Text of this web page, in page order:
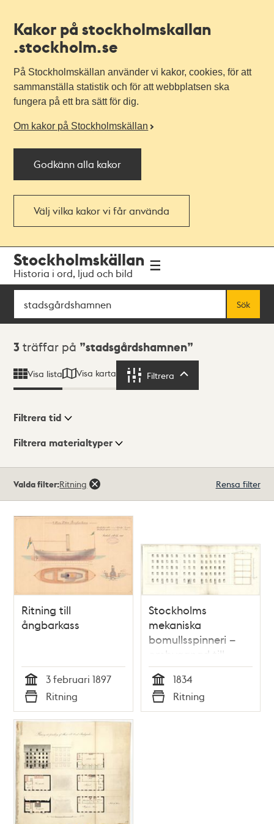
Kakor på stockholmskallan
.stockholm.se
På Stockholmskällan använder vi kakor, cookies, för att
sammanställa statistik och för att webbplatsen ska
fungera på ett bra sätt för dig.
Om kakor på Stockholmskällan
Godkänn alla kakor
Välj vilka kakor vi får använda
navigationen
huvudinnehållet
Stockholmskällan
Historia i ord, ljud och bild
Sök
Sök
Sökresultat
3 träffar på stadsgårdshamnen
Visa lista Visa karta Filtrera
Visningsläge
Filtrera tid
Filtrera materialtyper
träffar
Valda filter:Ritning Rensa filter
Ritning till
ångbarkass
Tid
3 februari 1897
Typ
Ritning
Stockholms
mekaniska
bomullsspinneri –
ombyggnad till
fabrik 1834
Tid
1834
Typ
Ritning